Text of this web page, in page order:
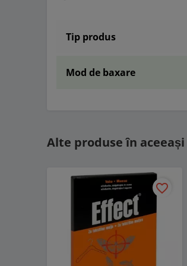
Tip produs
Mod de baxare
Alte produse în
favorite_border